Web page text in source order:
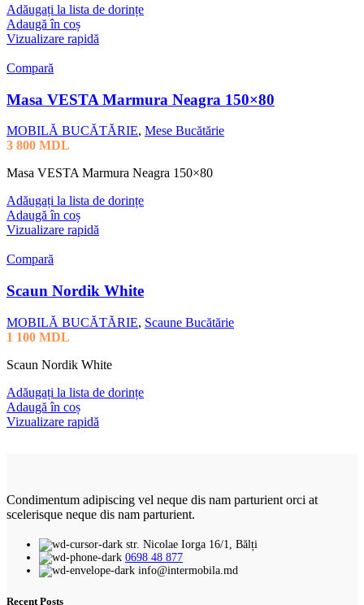
Adăugați la lista de dorințe
Adaugă în coș
Vizualizare rapidă
Compară
Masa VESTA Marmura Neagra 150×80
MOBILĂ BUCĂTĂRIE, Mese Bucătărie
3 800 MDL
Masa VESTA Marmura Neagra 150×80
Adăugați la lista de dorințe
Adaugă în coș
Vizualizare rapidă
Compară
Scaun Nordik White
MOBILĂ BUCĂTĂRIE, Scaune Bucătărie
1 100 MDL
Scaun Nordik White
Adăugați la lista de dorințe
Adaugă în coș
Vizualizare rapidă
Condimentum adipiscing vel neque dis nam parturient orci at
scelerisque neque dis nam parturient.
str. Nicolae Iorga 16/1, Bălți
0698 48 877
info@intermobila.md
Recent Posts